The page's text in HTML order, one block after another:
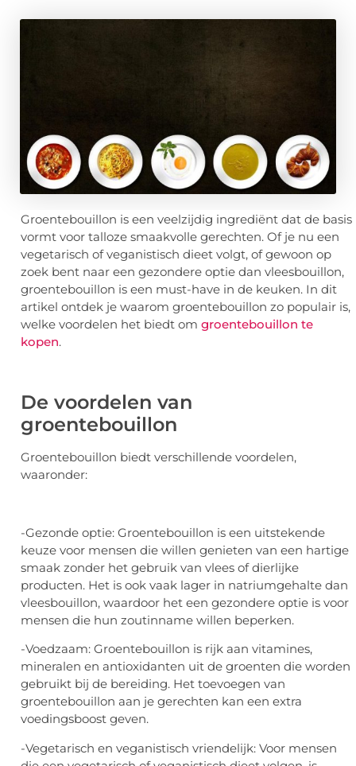
Groentebouillon is een veelzijdig ingrediënt dat de basis
vormt voor talloze smaakvolle gerechten. Of je nu een
vegetarisch of veganistisch dieet volgt, of gewoon op
zoek bent naar een gezondere optie dan vleesbouillon,
groentebouillon is een must-have in de keuken. In dit
artikel ontdek je waarom groentebouillon zo populair is,
welke voordelen het biedt om groentebouillon te
kopen.
De voordelen van
groentebouillon
Groentebouillon biedt verschillende voordelen,
waaronder:
-Gezonde optie: Groentebouillon is een uitstekende
keuze voor mensen die willen genieten van een hartige
smaak zonder het gebruik van vlees of dierlijke
producten. Het is ook vaak lager in natriumgehalte dan
vleesbouillon, waardoor het een gezondere optie is voor
mensen die hun zoutinname willen beperken.
-Voedzaam: Groentebouillon is rijk aan vitamines,
mineralen en antioxidanten uit de groenten die worden
gebruikt bij de bereiding. Het toevoegen van
groentebouillon aan je gerechten kan een extra
voedingsboost geven.
-Vegetarisch en veganistisch vriendelijk: Voor mensen